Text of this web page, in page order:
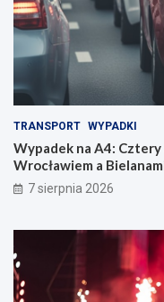
TRANSPORT WYPADKI
Wypadek na A4:
Wrocławiem a
7 sierpnia 2026